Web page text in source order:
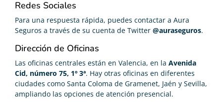
Redes Sociales
Para una respuesta rápida, puedes contactar a Aura
Seguros a través de su cuenta de Twitter @auraseguros.
Dirección de Oficinas
Las oficinas centrales están en Valencia, en la Avenida
Cid, número 75, 1º 3ª. Hay otras oficinas en diferentes
ciudades como Santa Coloma de Gramenet, Jaén y Sevilla,
ampliando las opciones de atención presencial.